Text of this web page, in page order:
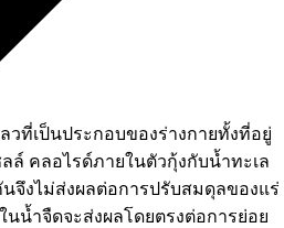
วที่เป็นประกอบของร่างกายทั้งที่อยู่
ล์ คลอไรด์ภายในตัวกุ้งกับน้ำทะเล
จึงไม่ส่งผลต่อการปรับสมดุลของแร่
น้ำจืดจะส่งผลโดยตรงต่อการย่อย